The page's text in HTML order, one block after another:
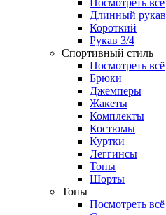
Длинный рукав
Короткий
Рукав 3/4
Спортивный стиль
Посмотреть всё
Брюки
Джемперы
Жакеты
Комплекты
Костюмы
Куртки
Леггинсы
Топы
Шорты
Топы
Посмотреть всё